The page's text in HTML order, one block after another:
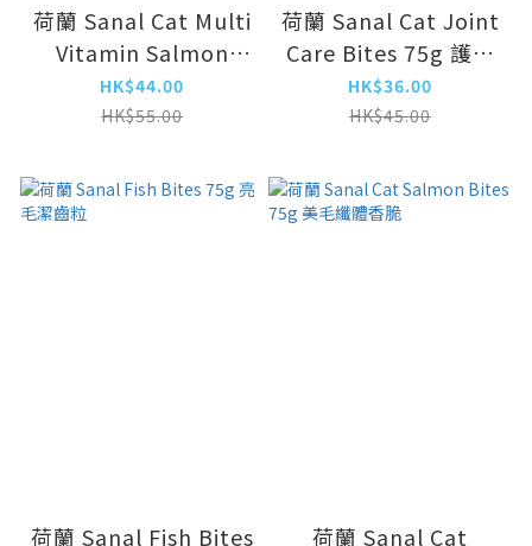
荷蘭 Sanal Cat Multi
Vitamin Salmon
100g 多種維他命片/
三文魚
HK$44.00
HK$55.00
荷蘭 Sanal Cat Joint
Care Bites 75g 護關
節香脆
HK$36.00
HK$45.00
荷蘭 Sanal Fish Bites
荷蘭 Sanal Cat